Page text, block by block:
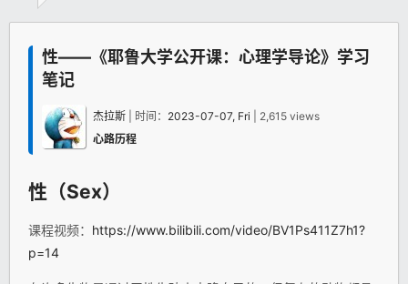
性——《耶鲁大学公开课：心理学导论》学习
笔记
杰拉斯 | 时间： 2023-07-07, Fri | 2,615 views
心路历程
性（Sex）
课程视频： https://www.bilibili.com/video/BV1Ps411Z7h1?
p=14